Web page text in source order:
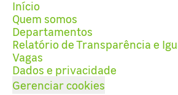
Início
Quem somos
Departamentos
Relatório de Transparência e
Vagas
Dados e privacidade
Gerenciar cookies